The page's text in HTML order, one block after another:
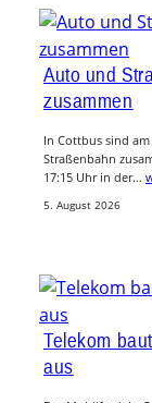
Auto und
zusammen
In Cottbus sind
Straßenbahn
17:15 Uhr in der…
5. August 2026
Telekom
aus